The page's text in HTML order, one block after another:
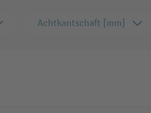
Achtkantschaft [mm]